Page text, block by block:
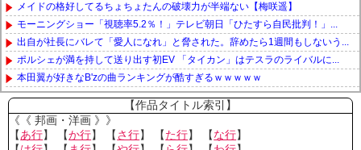
メイドの格好してるちょちょたんの破壊力が半端ない【梅咲遥】
モーニングショー「視聴率5.2％！」テレビ朝日「ひたすら自民批判！」...
出自が社長にバレて「愛人になれ」と脅された。辞めたら1週間もしないう...
ポルシェが満を持して送り出す初EV 「タイカン」はテスラのライバルに...
本田翼が好きなB'zの曲ランキングが酷すぎるｗｗｗｗｗ
Powered by livedoor 相互RSS
【作品タイトル索引】
《《 邦画・洋画 》》
【あ行】 【か行】 【さ行】 【た行】 【な行】